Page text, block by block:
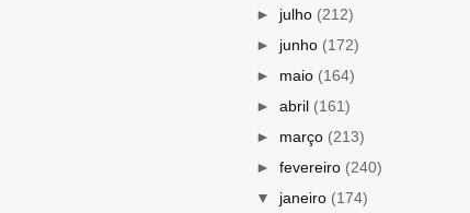
► julho (212)
► junho (172)
► maio (164)
► abril (161)
► março (213)
► fevereiro (240)
▼ janeiro (174)